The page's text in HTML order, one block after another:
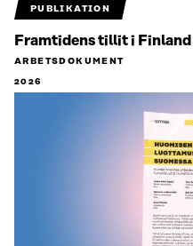
PUBLIKATION
Framtidens tillit i
ARBETSDOKUMENT
2026